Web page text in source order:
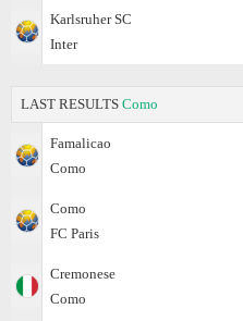
Karlsruher SC
Inter
LAST RESULTS Como
Famalicao
Como
Como
FC Paris
Cremonese
Como